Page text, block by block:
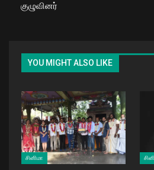
குழுவினர்
YOU MIGHT ALSO LIKE
சினிமா